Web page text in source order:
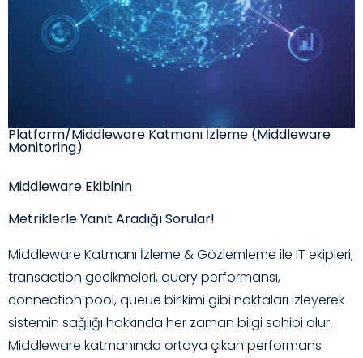
Platform/Middleware Katmanı İzleme (Middleware
Monitoring)
Middleware Ekibinin
Metriklerle Yanıt Aradığı Sorular!
Middleware Katmanı İzleme & Gözlemleme ile IT ekipleri;
transaction gecikmeleri, query performansı,
connection pool, queue birikimi gibi noktaları izleyerek
sistemin sağlığı hakkında her zaman bilgi sahibi olur.
Middleware katmanında ortaya çıkan performans